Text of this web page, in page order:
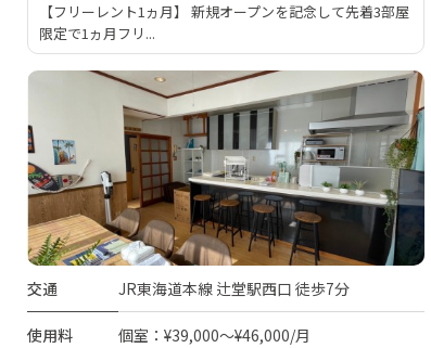
【フリーレント1ヵ月】 新規オープンを記念して先着3部屋
限定で1ヵ月フリ...
交通 JR東海道本線 辻堂駅西口 徒歩7分
使用料 個室：¥39,000～¥46,000/月